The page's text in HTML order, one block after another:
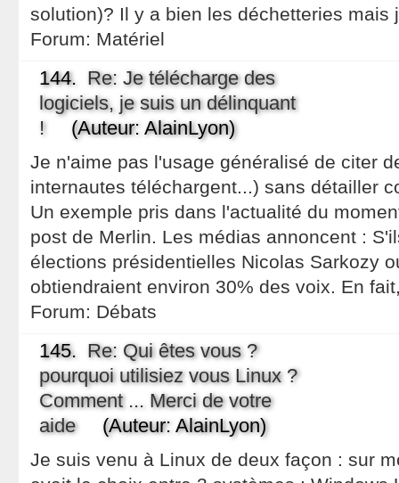
solution)? Il y a bien les déchetteries mais
Forum: Matériel
144. Re: Je télécharge des
logiciels, je suis un délinquant
!(Auteur: AlainLyon)
Je n'aime pas l'usage généralisé de citer
internautes téléchargent...) sans détailler
Un exemple pris dans l'actualité du
post de Merlin. Les médias annoncent :
élections présidentielles Nicolas Sarkozy
obtiendraient environ 30% des voix. En
Forum: Débats
145. Re: Qui êtes vous ?
pourquoi utilisiez vous Linux ?
Comment ... Merci de votre
aide(Auteur: AlainLyon)
Je suis venu à Linux de deux façon : sur